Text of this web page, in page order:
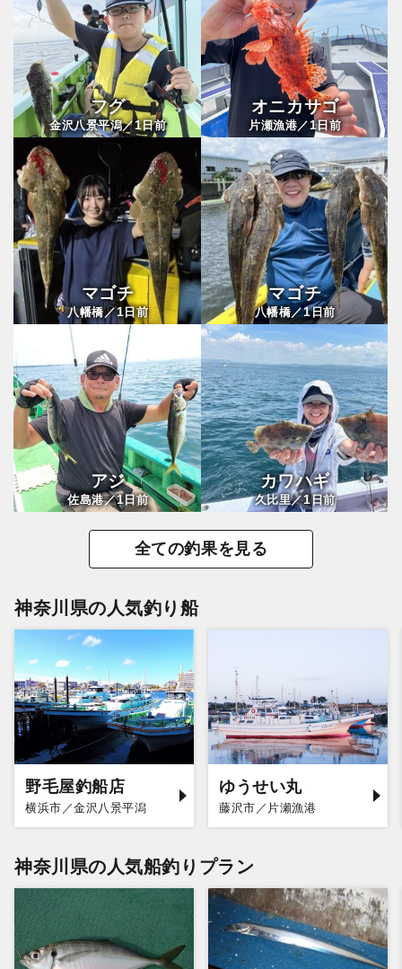
フグ
金沢八景平潟／ 1日前
オニカサゴ
片瀬漁港／1日前
マゴチ
八幡橋／1 日前
マゴチ
八幡橋／1日前
アジ
佐島港／1日前
カワハギ
久比里／1日前
全ての釣果を見る
神奈川県の人気釣り船
野毛屋釣船店
横浜市／金沢八景平潟
ゆうせい丸
藤沢市／片瀬漁港
神奈川県の人気船釣りプラン